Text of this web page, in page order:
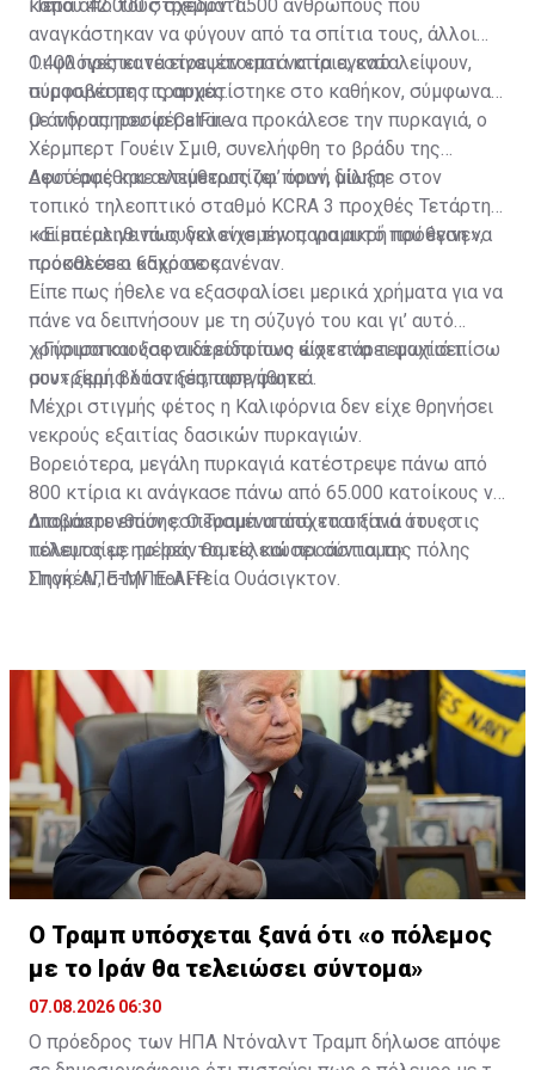
κάπου 42.000 στρέμματα.
Πέρα από τους σχεδόν 1.500 ανθρώπους που
αναγκάστηκαν να φύγουν από τα σπίτια τους, άλλοι
1.400 πρέπει να είναι έτοιμοι να τα εγκαταλείψουν,
σύμφωνα με τις αρχές.
Οι φλόγες κατέστρεψαν επτά κτίρια, ενώ
πυροσβέστης τραυματίστηκε στο καθήκον, σύμφωνα
με την υπηρεσία CalFire.
Ο άνδρας που φέρεται να προκάλεσε την πυρκαγιά, ο
Χέρμπερτ Γουέιν Σμιθ, συνελήφθη το βράδυ της
Δευτέρας και αντιμετωπίζει ποινή δίωξη.
Αφού αφέθηκε ελεύθερος υφ’ όρον, μίλησε στον
τοπικό τηλεοπτικό σταθμό KCRA 3 προχθές Τετάρτη
και επέμεινε πως δεν είχε την παραμικρή πρόθεση να
προκαλέσει κακό σε κανέναν.
«Είμαι αληθινά συγκλονισμένος για αυτό που έγινε»,
πρόσθεσε ο 65χρονος.
Είπε πως ήθελε να εξασφαλίσει μερικά χρήματα για να
πάνε να δειπνήσουν με τη σύζυγό του και γι’ αυτό
χρησιμοποιούσε σιδεροπρίονο ώστε να τεμαχίσει
συντρίμμια όταν ξέσπασε φωτιά.
«Γύρισα και ξαφνικά είδα πως είχε πάρει φωτιά πίσω
μου» ξερή βλάστηση, αφηγήθηκε.
Μέχρι στιγμής φέτος η Καλιφόρνια δεν είχε θρηνήσει
νεκρούς εξαιτίας δασικών πυρκαγιών.
Βορειότερα, μεγάλη πυρκαγιά κατέστρεψε πάνω από
800 κτίρια κι ανάγκασε πάνω από 65.000 κατοίκους να
απομακρυνθούν εσπευσμένα από τα σπίτια τους τις
τελευταίες ημέρες τομείς και προάστια της πόλης
Σποκέιν, στην πολιτεία Ουάσιγκτον.
Διαβάστε επίσης:Ο Τραμπ υπόσχεται ξανά ότι «ο
πόλεμος με το Ιράν θα τελειώσει σύντομα»
Πηγή: ΑΠΕ-ΜΠΕ-AFP
Ο Τραμπ υπόσχεται ξανά ότι «ο πόλεμος
με το Ιράν θα τελειώσει σύντομα»
07.08.2026 06:30
Ο πρόεδρος των ΗΠΑ Ντόναλντ Τραμπ δήλωσε απόψε